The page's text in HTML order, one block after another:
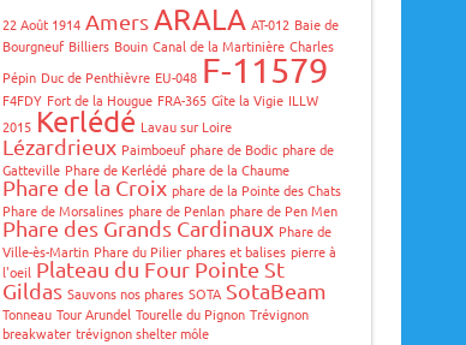
22 Août 1914 Amers ARALA AT-012 Baie de
Bourgneuf Billiers Bouin Canal de la Martinière Charles
Pépin Duc de Penthièvre EU-048 F-11579
F4FDY Fort de la Hougue FRA-365 Gîte la Vigie ILLW
2015 Kerlédé Lavau sur Loire
Lézardrieux Paimboeuf phare de Bodic phare de
Gatteville Phare de Kerlédé phare de la Chaume
Phare de la Croix phare de la Pointe des Chats
Phare de Morsalines phare de Penlan phare de Pen Men
Phare des Grands Cardinaux Phare de
Ville-ès-Martin Phare du Pilier phares et balises pierre à
l'oeil Plateau du Four Pointe St
Gildas Sauvons nos phares SOTA SotaBeam
Tonneau Tour Arundel Tourelle du Pignon Trévignon
breakwater trévignon shelter môle